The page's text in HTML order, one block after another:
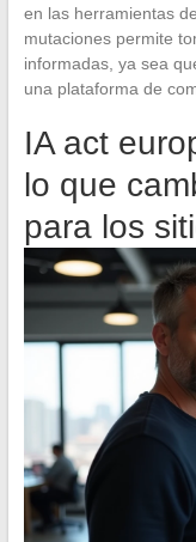
en las herramientas
mutaciones permite
informadas, ya sea
una plataforma de
IA act
lo que
para los